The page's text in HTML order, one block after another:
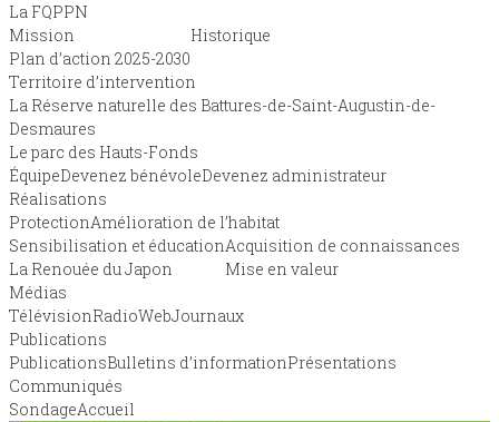
La FQPPN
Mission
Plan d’action 2025-2030
Historique
Territoire d’intervention
La Réserve naturelle des Battures-de-Saint-Augustin-de-
Desmaures
Le parc des Hauts-Fonds
ÉquipeDevenez bénévoleDevenez administrateur
Réalisations
ProtectionAmélioration de l’habitat
Sensibilisation et éducation
La Renouée du Japon
Acquisition de connaissances
Mise en valeur
Médias
TélévisionRadioWebJournaux
Publications
PublicationsBulletins d’informationPrésentations
Communiqués
SondageAccueil